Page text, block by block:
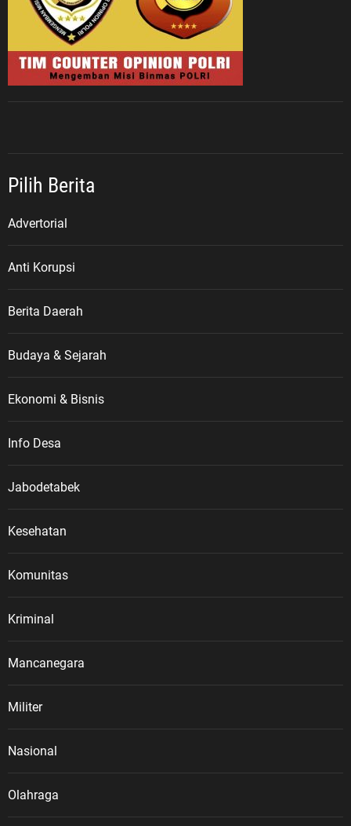
Pilih Berita
Advertorial
Anti Korupsi
Berita Daerah
Budaya & Sejarah
Ekonomi & Bisnis
Info Desa
Jabodetabek
Kesehatan
Komunitas
Kriminal
Mancanegara
Militer
Nasional
Olahraga